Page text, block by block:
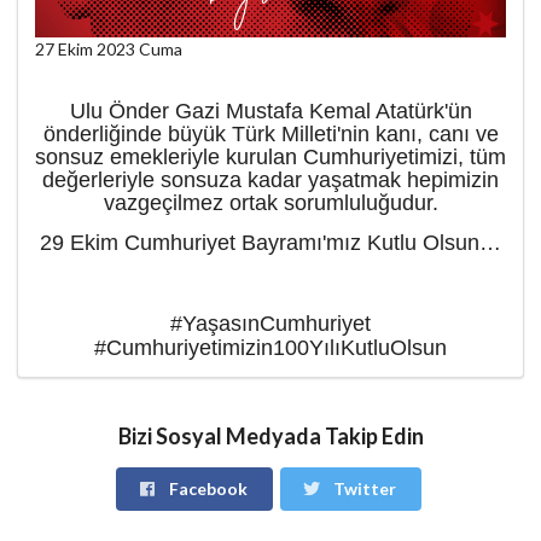
27 Ekim 2023 Cuma
Ulu Önder Gazi Mustafa Kemal Atatürk'ün
önderliğinde büyük Türk Milleti'nin kanı, canı ve
sonsuz emekleriyle kurulan Cumhuriyetimizi, tüm
değerleriyle sonsuza kadar yaşatmak hepimizin
vazgeçilmez ortak sorumluluğudur.
29 Ekim Cumhuriyet Bayramı'mız Kutlu Olsun…
#YaşasınCumhuriyet
#Cumhuriyetimizin100YılıKutluOlsun
Bizi Sosyal Medyada Takip Edin
Facebook Twitter